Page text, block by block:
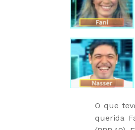
O que
querida